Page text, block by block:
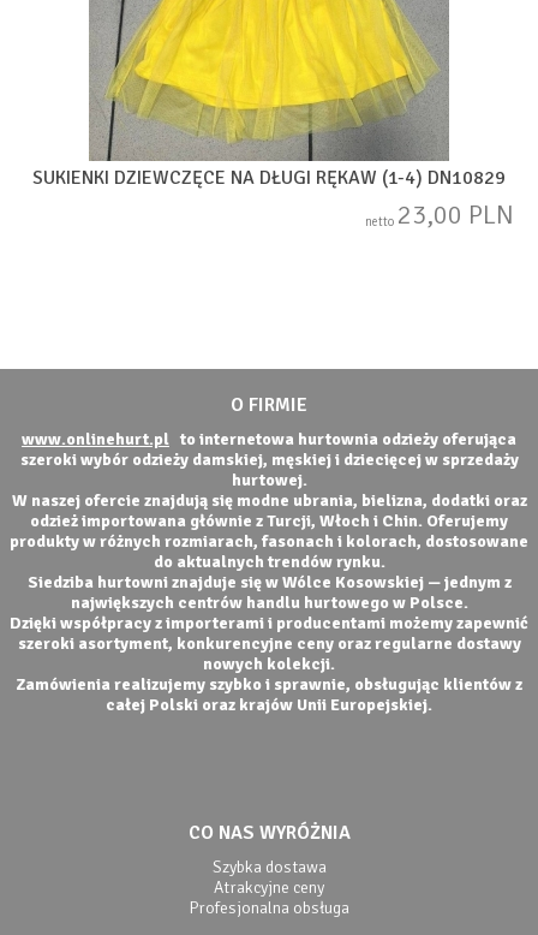
SUKIENKI DZIEWCZĘCE NA DŁUGI RĘKAW (1-4) DN10829
netto 23,00 PLN
O FIRMIE
www.onlinehurt.pl to internetowa hurtownia odzieży oferująca
szeroki wybór odzieży damskiej, męskiej i dziecięcej w sprzedaży
hurtowej.
W naszej ofercie znajdują się modne ubrania, bielizna, dodatki oraz
odzież importowana głównie z Turcji, Włoch i Chin. Oferujemy
produkty w różnych rozmiarach, fasonach i kolorach, dostosowane
do aktualnych trendów rynku.
Siedziba hurtowni znajduje się w Wólce Kosowskiej — jednym z
największych centrów handlu hurtowego w Polsce.
Dzięki współpracy z importerami i producentami możemy zapewnić
szeroki asortyment, konkurencyjne ceny oraz regularne dostawy
nowych kolekcji.
Zamówienia realizujemy szybko i sprawnie, obsługując klientów z
całej Polski oraz krajów Unii Europejskiej.
CO NAS WYRÓŻNIA
Szybka dostawa
Atrakcyjne ceny
Profesjonalna obsługa